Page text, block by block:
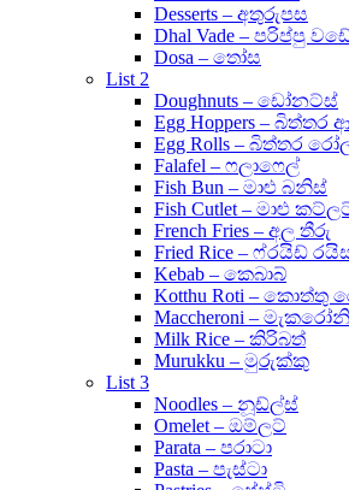
Desserts – අතුරුපස
Dhal Vade – පරිප්පු
Dosa – තෝස
List 2
Doughnuts – ඩෝනට්ස්
Egg Hoppers – බිත්තර
Egg Rolls – බිත්තර
Falafel – ෆලාෆෙල්
Fish Bun – මාළු බනිස්
Fish Cutlet – මාළු
French Fries – අල තීරු
Fried Rice – ෆ්රයිඩ්
Kebab – කෙබාබ්
Kotthu Roti – කොත්තු
Maccheroni – මැකරෝනි
Milk Rice – කිරිබත්
Murukku – මුරුක්කු
List 3
Noodles – නූඩ්ල්ස්
Omelet – ඔම්ලට්
Parata – පරාටා
Pasta – පැස්ටා